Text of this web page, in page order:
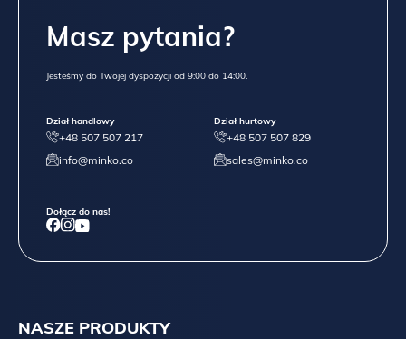
NASZE PRODUKTY
Masz pytania?
Jesteśmy do Twojej dyspozycji od 9:00 do 14:00.
Dział handlowy
+48 507 507 217
info@minko.co
Dział hurtowy
+48 507 507 829
sales@minko.co
Dołącz do nas!